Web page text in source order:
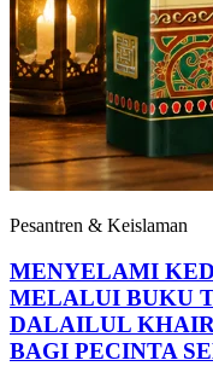
Pesantren & Keislaman
MENYELAMI
MELALUI BUKU
DALAILUL
BAGI PECINTA